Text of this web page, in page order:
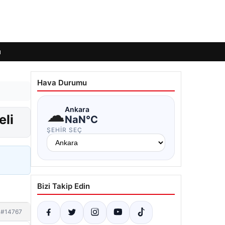
#14767
Hava Durumu
☁Ankara
NaN°C
ŞEHIR SEÇ
Bizi Takip Edin